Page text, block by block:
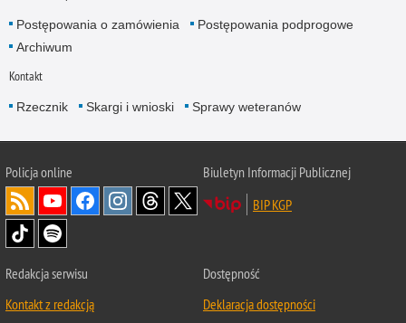
Postępowania o zamówienia
Postępowania podprogowe
Archiwum
Kontakt
Rzecznik Skargi i wnioski Sprawy weteranów
Policjaonline
Biuletyn Informacji Publicznej
BIP KGP
Redakcja serwisu
Kontakt z redakcją
Dostępność
Deklaracja dostępności